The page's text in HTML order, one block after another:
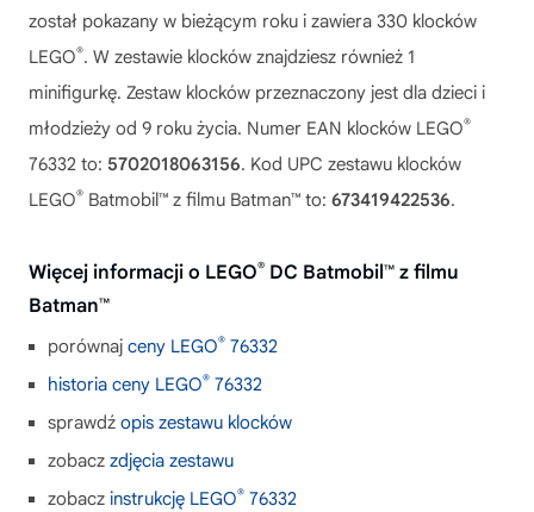
został pokazany w bieżącym roku i zawiera 330 klocków
LEGO®. W zestawie klocków znajdziesz również 1
minifigurkę. Zestaw klocków przeznaczony jest dla dzieci i
młodzieży od 9 roku życia. Numer EAN klocków LEGO®
76332 to: 5702018063156. Kod UPC zestawu klocków
LEGO® Batmobil™ z filmu Batman™ to: 673419422536.
Więcej informacji o LEGO® DC Batmobil™ z filmu
Batman™
porównaj ceny LEGO® 76332
historia ceny LEGO® 76332
sprawdź opis zestawu klocków
zobacz zdjęcia zestawu
zobacz instrukcję LEGO® 76332